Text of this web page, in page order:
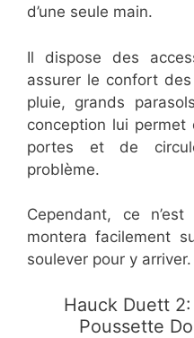
d’une seule main.
Il dispose des
assurer le confort
pluie, grands
conception lui
portes et de
problème.
Cependant, ce
montera facilement
soulever pour y arriver.
Hauck Duett
Poussette